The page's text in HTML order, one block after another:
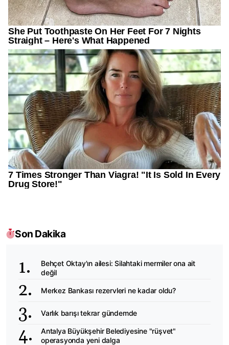
Son Dakika
Behçet Oktay'ın ailesi: Silahtaki mermiler ona ait
değil
Merkez Bankası rezervleri ne kadar oldu?
Varlık barışı tekrar gündemde
Antalya Büyükşehir Belediyesine "rüşvet"
operasyonda yeni dalga